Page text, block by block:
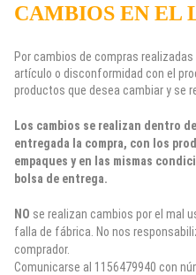
CAMBIOS EN EL
Por cambios de compras
artículo o disconformidad con el
productos que desea cambiar y se
Los cambios se realizan dentro
entregada la compra, con los
empaques y en las mismas
bolsa de entrega.
NO se realizan cambios por el mal
falla de fábrica. No nos
comprador.
Comunicarse al 1156479940 con